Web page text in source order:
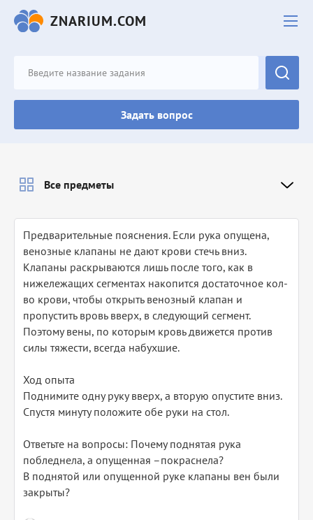
ZNARIUM.COM
Задать вопрос
Предварительные пояснения. Если рука опущена,
венозные клапаны не дают крови стечь вниз.
Клапаны раскрываются лишь после того, как в
нижележащих сегментах накопится достаточное кол-
во крови, чтобы открыть венозный клапан и
пропустить вровь вверх, в следующий сегмент.
Поэтому вены, по которым кровь движется против
силы тяжести, всегда набухшие.
Ход опыта
Поднимите одну руку вверх, а вторую опустите вниз.
Спустя минуту положите обе руки на стол.
Ответьте на вопросы: Почему поднятая рука
побледнела, а опущенная –покраснела?
В поднятой или опущенной руке клапаны вен были
закрыты?
Все предметы